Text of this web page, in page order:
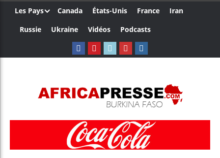
Les Pays Canada États-Unis France
Iran
Russie
Ukraine Vidéos Podcasts